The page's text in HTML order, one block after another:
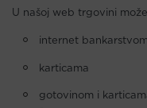
U našoj web trgovini
internet bankarstvom
karticama
gotovinom i